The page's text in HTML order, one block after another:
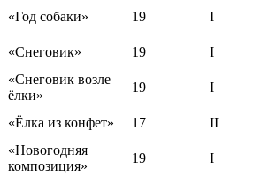
«Год собаки» 19 I
«Снеговик» 19 I
«Снеговик возле
ёлки»
19 I
«Ёлка из конфет» 17 II
«Новогодняя
композиция»
19 I